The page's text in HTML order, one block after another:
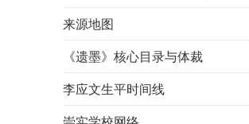
来源地图
《遗墨》核心目录与体裁
李应文生平时间线